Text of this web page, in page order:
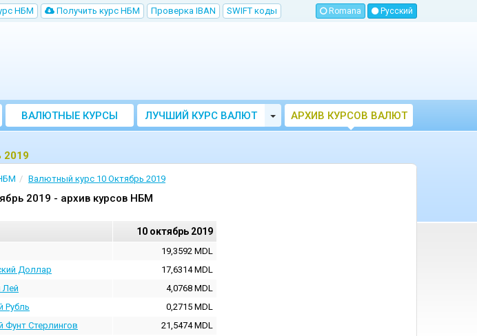
НБM Получить курс НБМ Проверка IBAN SWIFT коды Romana Русский
ВАЛЮТНЫЕ КУРСЫ
БАНКОВ
ЛУЧШИЙ КУРС ВАЛЮТ
МОЛДОВЫ
Toggle Dropdown
АРХИВ КУРСОВ ВАЛЮТ
НБМ
2019
Валютный курс 10 Октябрь 2019
2019 - архив курсов НБМ
10 октябрь 2019
19,3592 MDL
Доллар 17,6314MDL
Лей 4,0768 MDL
Рубль 0,2715 MDL
Фунт Стерлингов 21,5474MDL